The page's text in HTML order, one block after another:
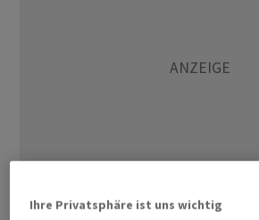
Ihre Privatsphäre ist uns wichtig